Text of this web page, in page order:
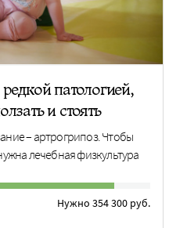
патологией,
и стоять
– артрогрипоз. Чтобы
лечебная физкультура
Нужно 354 300 руб.